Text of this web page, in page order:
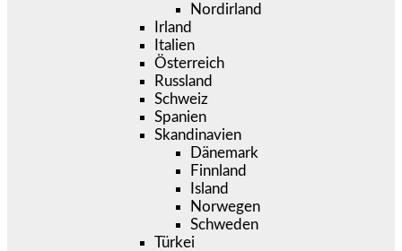
Nordirland
Irland
Italien
Österreich
Russland
Schweiz
Spanien
Skandinavien
Dänemark
Finnland
Island
Norwegen
Schweden
Türkei